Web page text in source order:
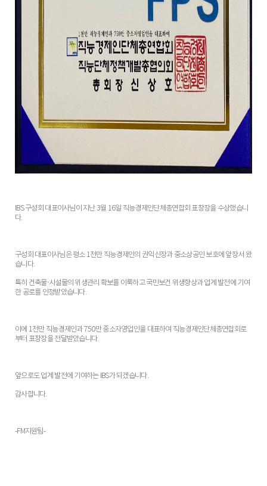
IBS 구성회 대표이사님이 지난 3월 16일 직능경제인단체총연합회 표창장을 수상했습니
다.
구성회 대표이사님은 평소 1천만 직능경제인의 권익신장과 중소상공인 보호에 앞장서 왔
습니다.
특히 건축물·시설물의 위생관리 확보를 이룩하고 국민보건 위생향상과 업계 발전에 기여
한 공로를 인정받았습니다.
이에 1천만 직능경제인과 750만 중소자영업인을 대표하여 직능경제인단체총연합회로
부터 표창장을 전달받았습니다.
앞으로도 업계 발전에 기여하는 IBS가 되겠습니다.
감사합니다.
-FM지원팀-